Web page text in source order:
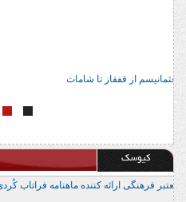
نشست تحلیلی نوعثمانیسم از قفقاز تا شامات
کیوسک